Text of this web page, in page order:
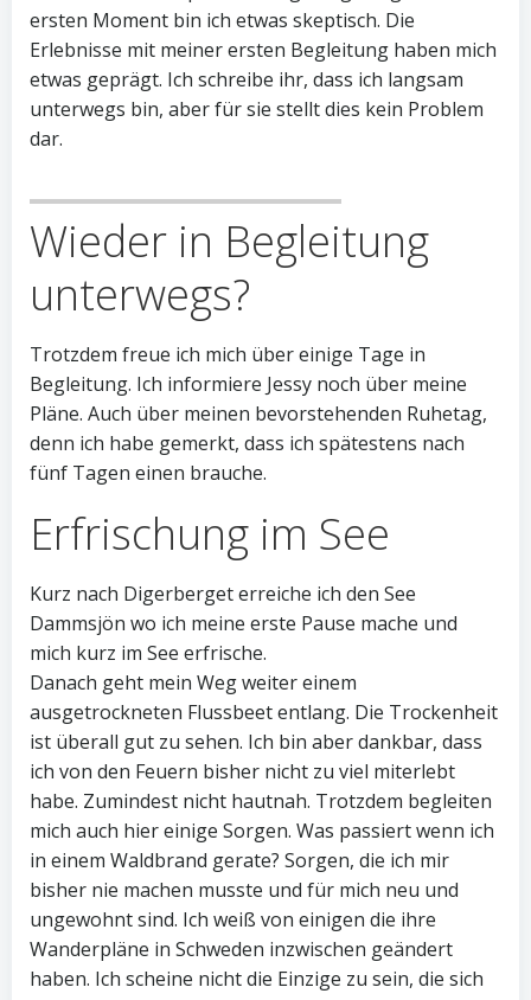
ersten Moment bin ich etwas skeptisch. Die
Erlebnisse mit meiner ersten Begleitung haben mich
etwas geprägt. Ich schreibe ihr, dass ich langsam
unterwegs bin, aber für sie stellt dies kein Problem
dar.
Wieder in Begleitung
unterwegs?
Trotzdem freue ich mich über einige Tage in
Begleitung. Ich informiere Jessy noch über meine
Pläne. Auch über meinen bevorstehenden Ruhetag,
denn ich habe gemerkt, dass ich spätestens nach
fünf Tagen einen brauche.
Erfrischung im See
Kurz nach Digerberget erreiche ich den See
Dammsjön wo ich meine erste Pause mache und
mich kurz im See erfrische.
Danach geht mein Weg weiter einem
ausgetrockneten Flussbeet entlang. Die Trockenheit
ist überall gut zu sehen. Ich bin aber dankbar, dass
ich von den Feuern bisher nicht zu viel miterlebt
habe. Zumindest nicht hautnah. Trotzdem begleiten
mich auch hier einige Sorgen. Was passiert wenn ich
in einem Waldbrand gerate? Sorgen, die ich mir
bisher nie machen musste und für mich neu und
ungewohnt sind. Ich weiß von einigen die ihre
Wanderpläne in Schweden inzwischen geändert
haben. Ich scheine nicht die Einzige zu sein, die sich